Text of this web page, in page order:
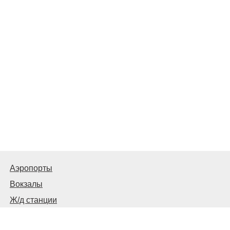
Аэропорты
Вокзалы
Ж/д станции